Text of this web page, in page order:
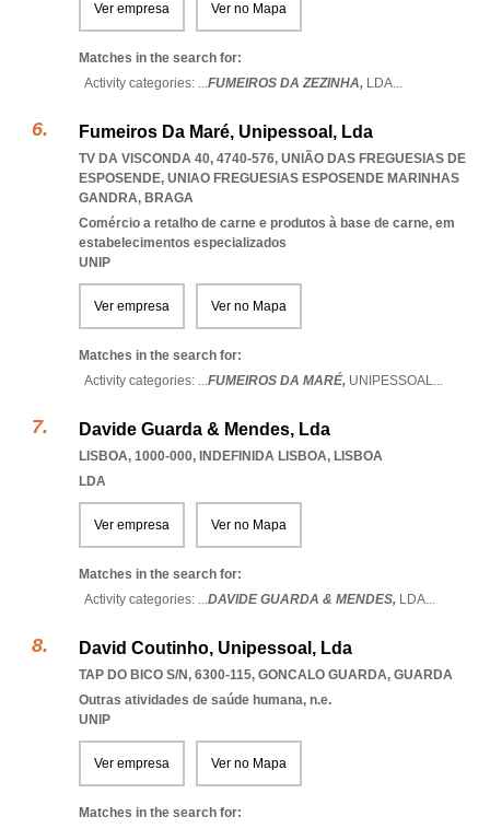
Ver empresa Ver no Mapa
Matches in the search for:
Activity categories: ...FUMEIROS DA ZEZINHA, LDA...
Fumeiros Da Maré, Unipessoal, Lda
TV DA VISCONDA 40, 4740-576, UNIÃO DAS FREGUESIAS DE
ESPOSENDE, UNIAO FREGUESIAS ESPOSENDE MARINHAS
GANDRA, BRAGA
Comércio a retalho de carne e produtos à base de carne, em
estabelecimentos especializados
UNIP
Ver empresa Ver no Mapa
Matches in the search for:
Activity categories: ...FUMEIROS DA MARÉ, UNIPESSOAL...
Davide Guarda & Mendes, Lda
LISBOA, 1000-000, INDEFINIDA LISBOA, LISBOA
LDA
Ver empresa Ver no Mapa
Matches in the search for:
Activity categories: ...DAVIDE GUARDA & MENDES, LDA...
David Coutinho, Unipessoal, Lda
TAP DO BICO S/N, 6300-115, GONCALO GUARDA, GUARDA
Outras atividades de saúde humana, n.e.
UNIP
Ver empresa Ver no Mapa
Matches in the search for: